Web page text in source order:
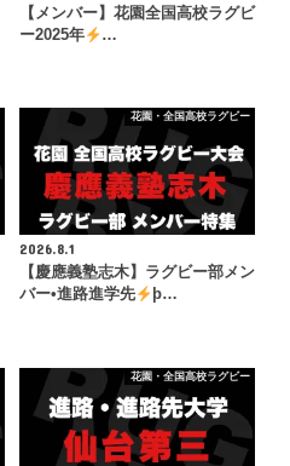
【メンバー】花園全国高校ラグビ
ー2025年
…
花園・全国高校ラグビー
2026.8.1
【慶應義塾志木】ラグビー部メン
バー•進路進学先
þ…
花園・全国高校ラグビー